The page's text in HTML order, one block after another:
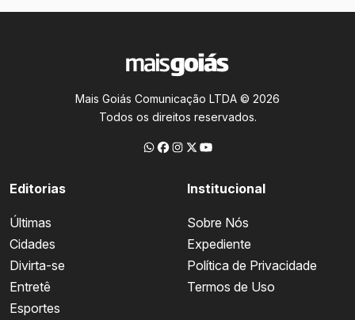
Mais Goiás Comunicação LTDA © 2026
Todos os direitos reservados.
Editorias
Últimas
Cidades
Divirta-se
Entretê
Esportes
Institucional
Sobre Nós
Expediente
Política de Privacidade
Termos de Uso